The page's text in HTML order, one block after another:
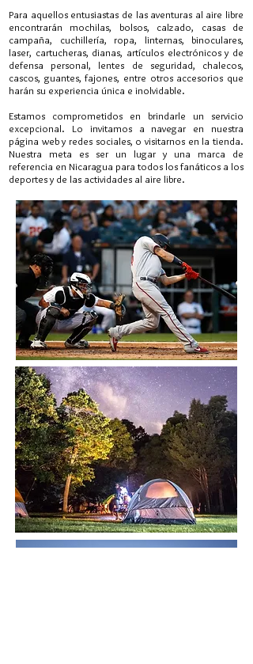
Para aquellos entusiastas de las aventuras al aire libre
encontrarán mochilas, bolsos, calzado, casas de
campaña, cuchillería, ropa, linternas, binoculares,
laser, cartucheras, dianas, artículos electrónicos y de
defensa personal, lentes de seguridad, chalecos,
cascos, guantes, fajones, entre otros accesorios que
harán su experiencia única e inolvidable.
​Estamos comprometidos en brindarle un servicio
excepcional. Lo invitamos a navegar en nuestra
página web y redes sociales, o visitarnos en la tienda.
Nuestra meta es ser un lugar y una marca de
referencia en Nicaragua para todos los fanáticos a los
deportes y de las actividades al aire libre.